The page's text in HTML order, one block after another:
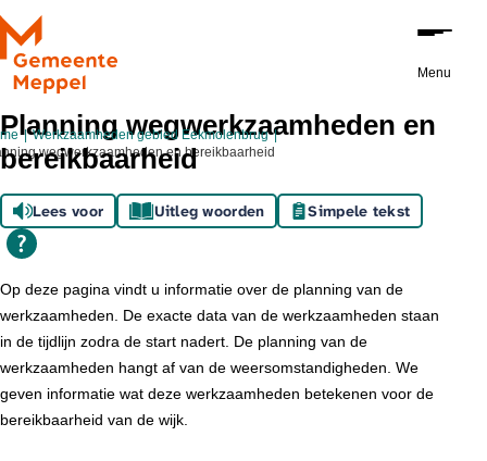
Ga naar de inhoud
Menu
Werkzaamheden gebied Eekmolenbrug
wegwerkzaamheden en bereikbaarheid
Planning wegwerkzaamheden en
bereikbaarheid
Lees voor Uitleg woorden Simpele tekst
Op deze pagina vindt u informatie over de planning van de
werkzaamheden. De exacte data van de werkzaamheden staan
in de tijdlijn zodra de start nadert. De planning van de
werkzaamheden hangt af van de weersomstandigheden. We
geven informatie wat deze werkzaamheden betekenen voor de
bereikbaarheid van de wijk.